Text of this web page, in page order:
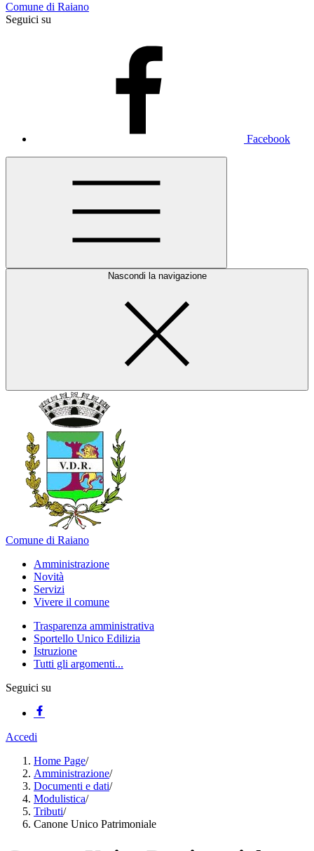
Comune di Raiano
Seguici su
Facebook
Nascondi la navigazione
Comune di Raiano
Amministrazione
Novità
Servizi
Vivere il comune
Trasparenza amministrativa
Sportello Unico Edilizia
Istruzione
Tutti gli argomenti...
Seguici su
Accedi
Home Page/
Amministrazione/
Documenti e dati/
Modulistica/
Tributi/
Canone Unico Patrimoniale